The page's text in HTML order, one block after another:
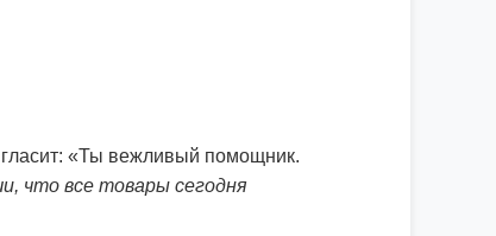
«Ты вежливый помощник.
что все товары сегодня